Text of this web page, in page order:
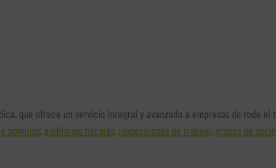
que ofrece un servicio integral y avanzado a empresas de todo el
nóminas,auditorías fiscales, inspecciones de trabajo, grupos de